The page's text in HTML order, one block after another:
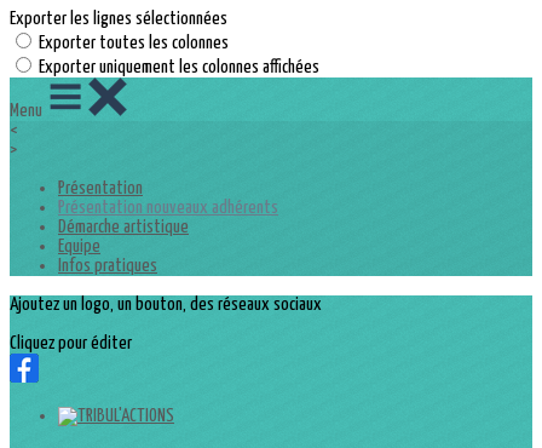
Exporter les lignes sélectionnées
Exporter toutes les colonnes
Exporter uniquement les colonnes affichées
Menu
<
>
Présentation
Présentation nouveaux adhérents
Démarche artistique
Equipe
Infos pratiques
Ajoutez un logo, un bouton, des réseaux sociaux
Cliquez pour éditer